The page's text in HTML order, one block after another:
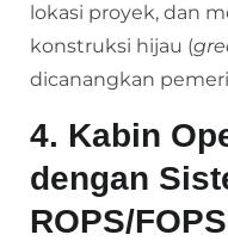
lokasi proyek, dan
konstruksi hijau (
dicanangkan
4. Kabin
dengan
ROPS/FOPS